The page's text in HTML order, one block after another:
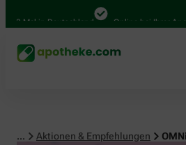
in Deutschland Online bei Ihrer Apotheke
... Aktionen & Empfehlungen